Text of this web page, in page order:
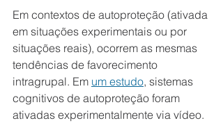
Em contextos de autoproteção (ativada
em situações experimentais ou por
situações reais), ocorrem as mesmas
tendências de favorecimento
intragrupal. Em um estudo, sistemas
cognitivos de autoproteção foram
ativadas experimentalmente via vídeo.